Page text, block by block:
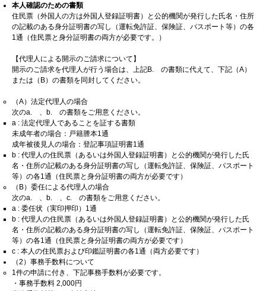
本人確認のための書類
住民票（外国人の方は外国人登録証明書）と公的機関が発行した氏名・住所
の記載のある身分証明書の写し（運転免許証、保険証、パスポート等）の各
1通（住民票と身分証明書の両方が必要です。）
【代理人による開示のご請求について】
開示のご請求を代理人が行う場合は、上記B. の書類に代えて、下記（A）
または（B）の書類を同封してください。
（A）法定代理人の場合
次のa. 、b. の書類をご用意ください。
a : 法定代理人であることを証する書類
未成年者の場合：戸籍謄本1通
成年被後見人の場合：登記事項証明書1通
b : 代理人の住民票（あるいは外国人登録証明書）と公的機関が発行した氏
名・住所の記載のある身分証明書の写し（運転免許証、保険証、パスポート
等）の各1通（住民票と身分証明書の両方が必要です）
（B）委任による代理人の場合
次のa. 、b. 、c. の書類をご用意ください。
a : 委任状（実印押印）1通
b : 代理人の住民票（あるいは外国人登録証明書）と公的機関が発行した氏
名・住所の記載のある身分証明書の写し（運転免許証、保険証、パスポート
等）の各1通（住民票と身分証明書の両方が必要です）
c : 本人の住民票および印鑑証明書の各1通（両方必要です）
（2）事務手数料について
1件の申請に付き、下記事務手数料が必要です。
・事務手数料 2,000円